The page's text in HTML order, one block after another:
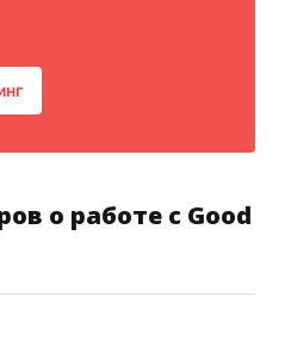
о работе с Good